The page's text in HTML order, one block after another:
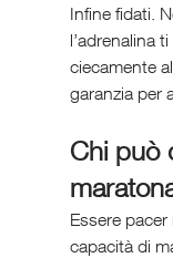
Infine fidati.
l’adrenalina
ciecamente
garanzia per
Chi può
Essere
capacità di